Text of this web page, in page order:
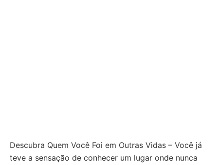
Descubra Quem Você Foi em Outras Vidas – Você já
teve a sensação de conhecer um lugar onde nunca